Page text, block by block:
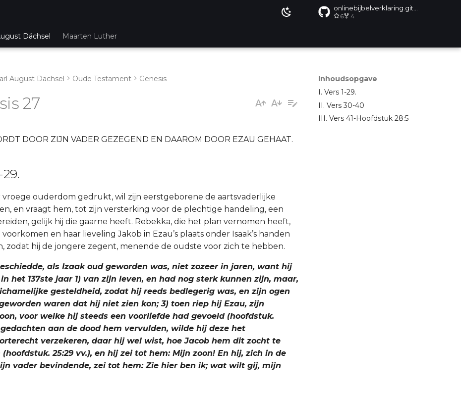
6 4
Dächsel Maarten Luther
Inhoudsopgave
I. Vers 1-29.
II. Vers 30-40
III. Vers 41-Hoofdstuk 28:5
August Dächsel Oude Testament Genesis
27
DOOR ZIJN VADER GEZEGEND EN DAAROM DOOR EZAU GEHAAT.
29.
vroege ouderdom gedrukt, wil zijn eerstgeborene de aartsvaderlijke
en vraagt hem, tot zijn versterking voor de plechtige handeling, een
gelijk hij die gaarne heeft. Rebekka, die het plan vernomen heeft,
en haar lieveling Jakob in Ezau’s plaats onder Isaak’s handen
zodat hij de jongere zegent, menende de oudste voor zich te hebben.
als Izaak oud geworden was, niet zozeer in jaren, want hij
het 137ste jaar 1) van zijn leven, en had nog sterk kunnen zijn, maar,
gesteldheid, zodat hij reeds bedlegerig was, en zijn ogen
waren dat hij niet zien kon; 3) toen riep hij Ezau, zijn
voor welke hij steeds een voorliefde had gevoeld (hoofdstuk.
gedachten aan de dood hem vervulden, wilde hij deze het
verzekeren, daar hij wel wist, hoe Jacob hem dit zocht te
25:29 vv.), en hij zei tot hem: Mijn zoon! En hij, zich in de
vader bevindende, zei tot hem: Zie hier ben ik; wat wilt gij, mijn